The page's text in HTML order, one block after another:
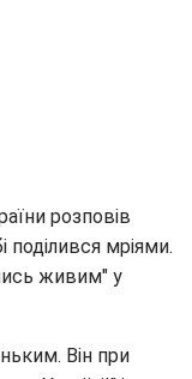
розповів
мріями.
живим" у
Він при